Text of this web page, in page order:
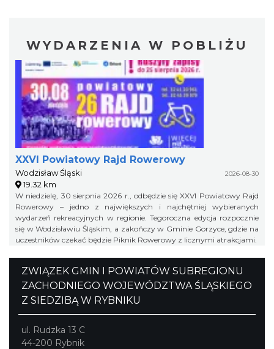
WYDARZENIA W POBLIŻU
XXVI Powiatowy Rajd Rowerowy
Wodzisław Śląski 2026-08-30
19.32 km
W niedzielę, 30 sierpnia 2026 r., odbędzie się XXVI Powiatowy Rajd
Rowerowy – jedno z największych i najchętniej wybieranych
wydarzeń rekreacyjnych w regionie. Tegoroczna edycja rozpocznie
się w Wodzisławiu Śląskim, a zakończy w Gminie Gorzyce, gdzie na
uczestników czekać będzie Piknik Rowerowy z licznymi atrakcjami.
ZWIĄZEK GMIN I POWIATÓW SUBREGIONU
ZACHODNIEGO WOJEWÓDZTWA ŚLĄSKIEGO
Z SIEDZIBĄ W RYBNIKU
ul. Rudzka 13 C
44-200 Rybnik